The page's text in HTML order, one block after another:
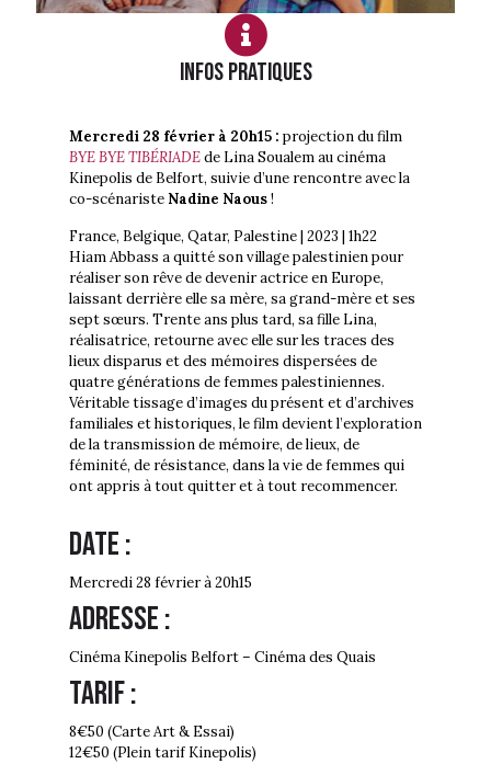
Infos PRATIQUES
Mercredi 28 février à 20h15 : projection du film
BYE BYE TIBÉRIADEde Lina Soualem au cinéma
Kinepolis de Belfort, suivie d’une rencontre avec la
co-scénariste Nadine Naous!
France, Belgique, Qatar, Palestine | 2023 | 1h22
Hiam Abbass a quitté son village palestinien pour
réaliser son rêve de devenir actrice en Europe,
laissant derrière elle sa mère, sa grand-mère et ses
sept sœurs. Trente ans plus tard, sa fille Lina,
réalisatrice, retourne avec elle sur les traces des
lieux disparus et des mémoires dispersées de
quatre générations de femmes palestiniennes.
Véritable tissage d’images du présent et d’archives
familiales et historiques, le film devient l’exploration
de la transmission de mémoire, de lieux, de
féminité, de résistance, dans la vie de femmes qui
ont appris à tout quitter et à tout recommencer.
Date :
Mercredi 28 février à 20h15
Adresse :
Cinéma Kinepolis Belfort – Cinéma des Quais
Tarif :
8€50 (Carte Art & Essai)
12€50 (Plein tarif Kinepolis)